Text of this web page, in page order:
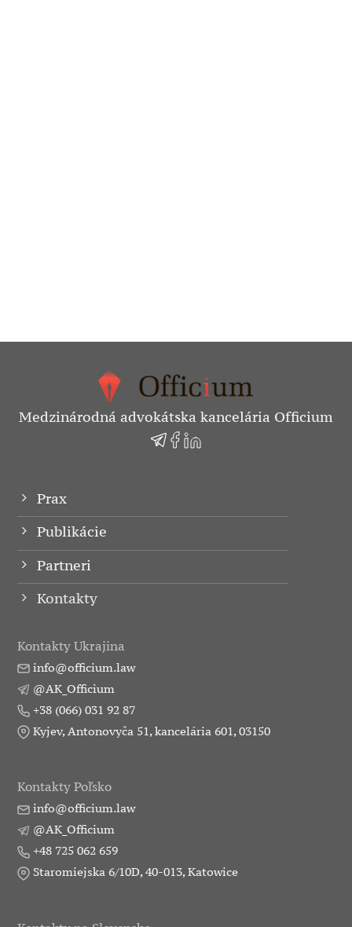
Medzinárodná advokátska kancelária Officium
Prax
Publikácie
Partneri
Kontakty
Kontakty Ukrajina
info@officium.law
@AK_Officium
+38 (066) 031 92 87
Kyjev, Antonovyča 51, kancelária 601, 03150
Kontakty Poľsko
info@officium.law
@AK_Officium
+48 725 062 659
Staromiejska 6/10D, 40-013, Katowice